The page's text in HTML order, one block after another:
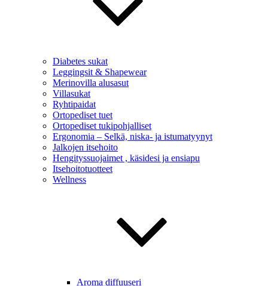
Diabetes sukat
Leggingsit & Shapewear
Merinovilla alusasut
Villasukat
Ryhtipaidat
Ortopediset tuet
Ortopediset tukipohjalliset
Ergonomia – Selkä, niska- ja istumatyynyt
Jalkojen itsehoito
Hengityssuojaimet , käsidesi ja ensiapu
Itsehoitotuotteet
Wellness
Aroma diffuuseri